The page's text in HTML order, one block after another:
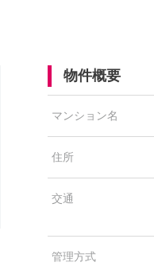
物件概要
マンション名
住所
交通
管理方式